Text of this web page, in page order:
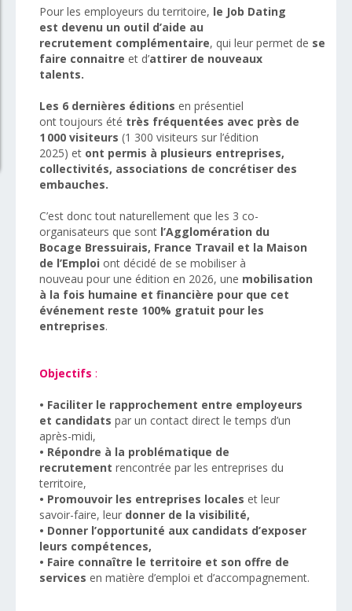
Pour les employeurs du territoire, le Job Dating
est devenu un outil d’aide au
recrutement complémentaire, qui leur permet de se
faire connaitre et d’attirer de nouveaux
talents.
Les 6 dernières éditions en présentiel
ont toujours été très fréquentées avec près de
1 000 visiteurs (1 300 visiteurs sur l’édition
2025) et ont permis à plusieurs entreprises,
collectivités, associations de concrétiser des
embauches.
C’est donc tout naturellement que les 3 co-
organisateurs que sont l’Agglomération du
Bocage Bressuirais, France Travail et la Maison
de l’Emploi ont décidé de se mobiliser à
nouveau pour une édition en 2026, une mobilisation
à la fois humaine et financière pour que cet
événement reste 100% gratuit pour les
entreprises.
Objectifs :
• Faciliter le rapprochement entre employeurs
et candidats par un contact direct le temps d’un
après-midi,
• Répondre à la problématique de
recrutement rencontrée par les entreprises du
territoire,
• Promouvoir les entreprises locales et leur
savoir-faire, leur donner de la visibilité,
• Donner l’opportunité aux candidats d’exposer
leurs compétences,
• Faire connaître le territoire et son offre de
services en matière d’emploi et d’accompagnement.